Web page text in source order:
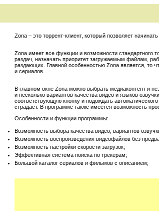
Zona – это торрент-клиент, который позволяет
Zona имеет все функции и возможности стандартного
раздач, назначать приоритет загружаемым файлам,
раздающих. Главной особенностью Zona является, то
и сериалов.
В главном окне Zona можно выбрать медиаконтент и
и несколько вариантов качества видео и языков
соответствующую кнопку и подождать
страдает. В программе также имеется возможность
Особенности и функции программы:
Возможность выбора качества видео, вариантов
Возможность воспроизведения видеофайлов без
Возможность настройки скорости загрузок;
Эффективная система поиска по трекерам;
Большой каталог сериалов и фильмов с описанием;